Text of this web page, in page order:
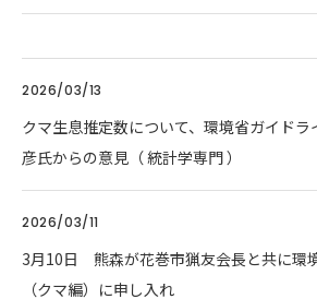
2026/03/13
クマ生息推定数について、環境省ガイド
彦氏からの意見（ 統計学専門 ）
2026/03/11
3月10日 熊森が花巻市猟友会長と共に環
（クマ編）に申し入れ